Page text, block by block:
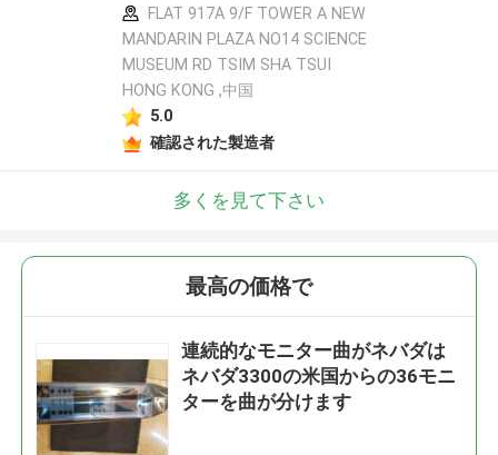
FLAT 917A 9/F TOWER A NEW
MANDARIN PLAZA NO14 SCIENCE
MUSEUM RD TSIM SHA TSUI
HONG KONG ,中国
5.0
確認された製造者
多くを見て下さい
最高の価格で
連続的なモニター曲がネバダは
ネバダ3300の米国からの36モニ
ターを曲が分けます